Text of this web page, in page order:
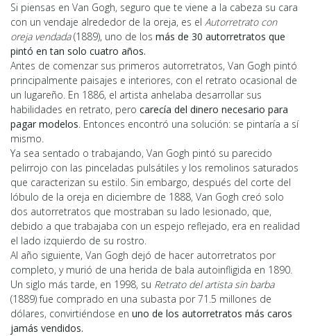
Si piensas en Van Gogh, seguro que te viene a la cabeza su cara
con un vendaje alrededor de la oreja, es el Autorretrato con
oreja vendada(1889), uno de los más de 30 autorretratos que
pintó en tan solo cuatro años.
Antes de comenzar sus primeros autorretratos, Van Gogh pintó
principalmente paisajes e interiores, con el retrato ocasional de
un lugareño. En 1886, el artista anhelaba desarrollar sus
habilidades en retrato, pero carecía del dinero necesario para
pagar modelos. Entonces encontró una solución: se pintaría a sí
mismo.
Ya sea sentado o trabajando, Van Gogh pintó su parecido
pelirrojo con las pinceladas pulsátiles y los remolinos saturados
que caracterizan su estilo. Sin embargo, después del corte del
lóbulo de la oreja en diciembre de 1888, Van Gogh creó solo
dos autorretratos que mostraban su lado lesionado, que,
debido a que trabajaba con un espejo reflejado, era en realidad
el lado izquierdo de su rostro.
Al año siguiente, Van Gogh dejó de hacer autorretratos por
completo, y murió de una herida de bala autoinfligida en 1890.
Un siglo más tarde, en 1998, su Retrato del artista sin barba
(1889) fue comprado en una subasta por 71.5 millones de
dólares, convirtiéndose en uno de los autorretratos más caros
jamás vendidos.